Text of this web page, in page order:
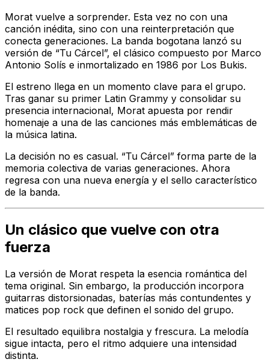
Morat vuelve a sorprender. Esta vez no con una
canción inédita, sino con una reinterpretación que
conecta generaciones. La banda bogotana lanzó su
versión de “Tu Cárcel”, el clásico compuesto por Marco
Antonio Solís e inmortalizado en 1986 por Los Bukis.
El estreno llega en un momento clave para el grupo.
Tras ganar su primer Latin Grammy y consolidar su
presencia internacional, Morat apuesta por rendir
homenaje a una de las canciones más emblemáticas de
la música latina.
La decisión no es casual. “Tu Cárcel” forma parte de la
memoria colectiva de varias generaciones. Ahora
regresa con una nueva energía y el sello característico
de la banda.
Un clásico que vuelve con otra
fuerza
La versión de Morat respeta la esencia romántica del
tema original. Sin embargo, la producción incorpora
guitarras distorsionadas, baterías más contundentes y
matices pop rock que definen el sonido del grupo.
El resultado equilibra nostalgia y frescura. La melodía
sigue intacta, pero el ritmo adquiere una intensidad
distinta.